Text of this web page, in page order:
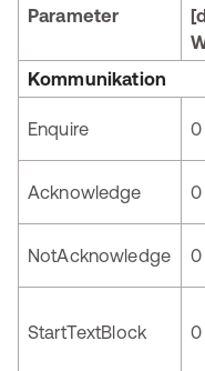
Parameter
Kommunikation
Enquire 0
Acknowledge 0
NotAcknowledge 0
StartTextBlock 0